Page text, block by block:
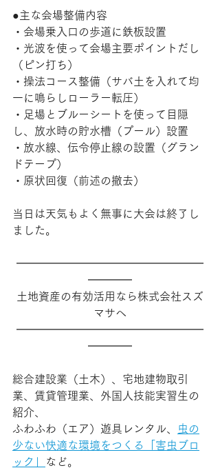
●主な会場整備内容
・会場乗入口の歩道に鉄板設置
・光波を使って会場主要ポイントだし
（ピン打ち）
・操法コース整備（サバ土を入れて均
一に鳴らしローラー転圧）
・足場とブルーシートを使って目隠
し、放水時の貯水槽（プール）設置
・放水線、伝令停止線の設置（グラン
ドテープ）
・原状回復（前述の撤去）
当日は天気もよく無事に大会は終了し
ました。
━━━━━━━━━━━━━━━━━
━━━━
土地資産の有効活用なら株式会社スズ
マサへ
━━━━━━━━━━━━━━━━━
━━━━
総合建設業（土木）、宅地建物取引
業、賃貸管理業、外国人技能実習生の
紹介、
ふわふわ（エア）遊具レンタル、
虫の
少ない快適な環境をつくる「害虫ブロ
ック」
など。